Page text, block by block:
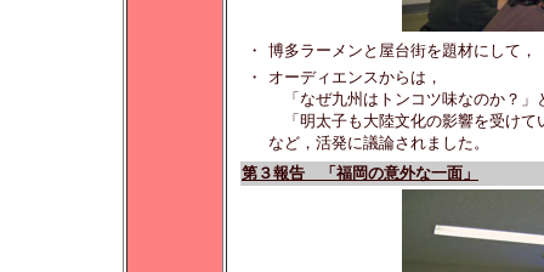
・
博多ラーメンと屋台街を題材にして
・
オーディエンスからは，
「なぜ九州はトンコツ味なのか？」
「明太子も大陸文化の影響を受けて
など，活発に議論されました。
第３報告 「福岡の意外な一面」